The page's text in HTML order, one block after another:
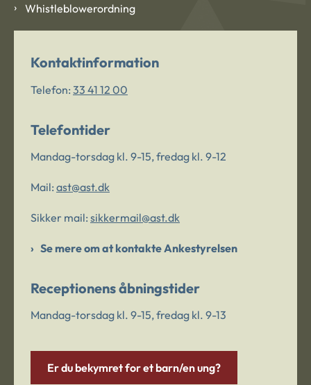
Whistleblowerordning
Kontaktinformation
Telefon: 33 41 12 00
Telefontider
Mandag-torsdag kl. 9-15, fredag kl. 9-12
Mail: ast@ast.dk
Sikker mail: sikkermail@ast.dk
Se mere om at kontakte Ankestyrelsen
Receptionens åbningstider
Mandag-torsdag kl. 9-15, fredag kl. 9-13
Er du bekymret for et barn/en ung?